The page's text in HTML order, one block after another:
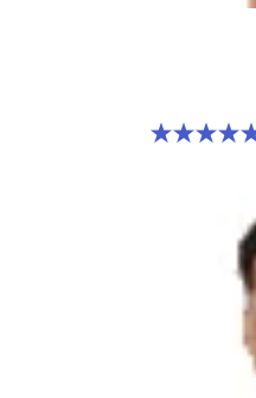
4.8 จาก 5 ดาว 4 รีวิว